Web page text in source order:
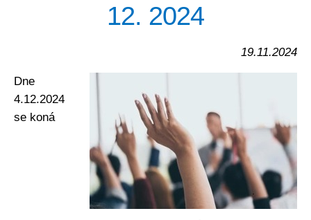
12. 2024
19.11.2024
Dne
4.12.2024
se koná